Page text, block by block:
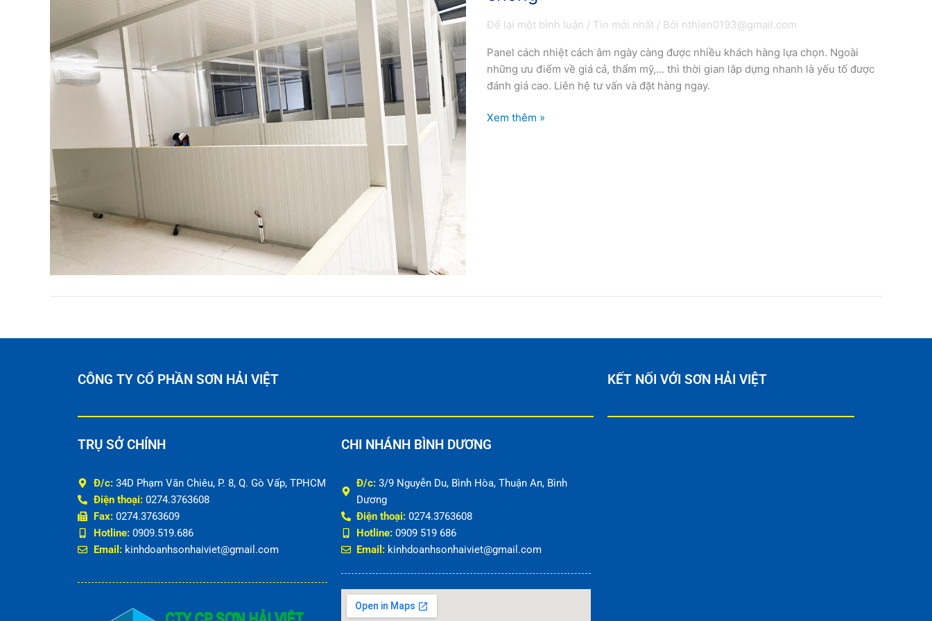
Để lại một bình luận / Tin mới nhất / Bởi nthien0193@gmail.com
Panel cách nhiệt cách âm ngày càng được nhiều khách hàng lựa chọn. Ngoài
những ưu điểm về giá cả, thẩm mỹ,… thì thời gian lắp dựng nhanh là yếu tố được
đánh giá cao. Liên hệ tư vấn và đặt hàng ngay.
nhiệt
cách
lắp
dựng
nhanh
Xem thêm »
CÔNG TY CỔ PHẦN SƠN HẢI VIỆT KẾT NỐI VỚI SƠN HẢI VIỆT
TRỤ SỞ CHÍNH
Đ/c:34D Phạm Văn Chiêu, P. 8, Q. Gò Vấp, TPHCM
Điện thoại:0274.3763608
Fax:0274.3763609
Hotline:0909.519.686
Email:kinhdoanhsonhaiviet@gmail.com
CHI NHÁNH BÌNH DƯƠNG
Đ/c: 3/9 Nguyễn Du, Bình Hòa, Thuận An, Bình
Dương
Điện thoại: 0274.3763608
Hotline: 0909 519 686
Email: kinhdoanhsonhaiviet@gmail.com